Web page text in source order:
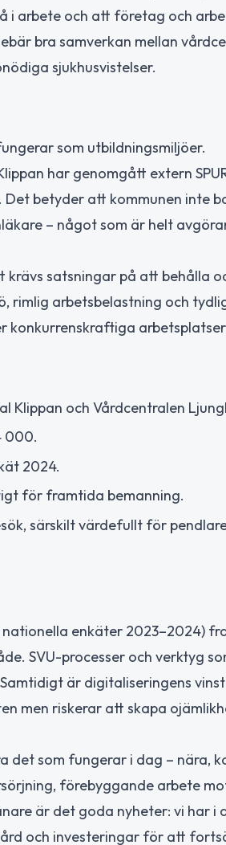
i arbete och att företag och
bra samverkan mellan
sjukhusvistelser.
som utbildningsmiljöer.
har genomgått extern
betyder att kommunen inte
– något som är helt
satsningar på att behålla
rimlig arbetsbelastning och
konkurrenskraftiga
Klippan och Vårdcentralen
000.
2024.
för framtida bemanning.
särskilt värdefullt för
enkäter 2023–2024)
SVU-processer och verktyg
är digitaliseringens
men riskerar att skapa
det som fungerar i dag – nära,
förebyggande arbete
är det goda nyheter: vi har i
och investeringar för att